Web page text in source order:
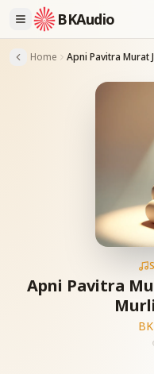
BKAudio
Home
Apni Pavitra